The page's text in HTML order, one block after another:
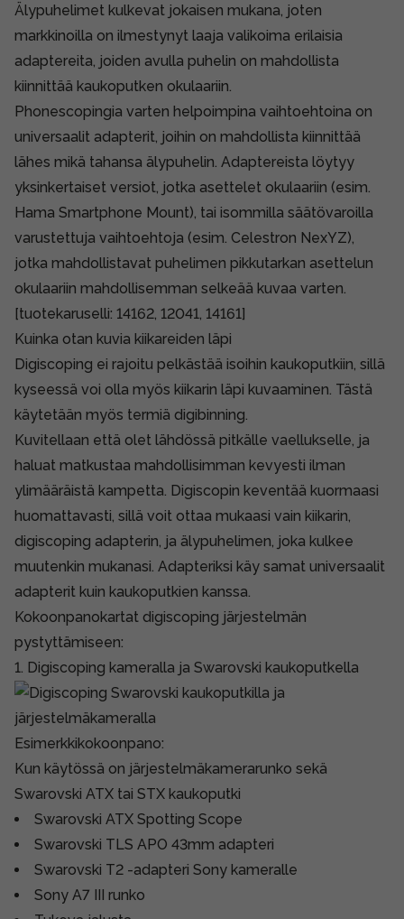
Älypuhelimet kulkevat jokaisen mukana, joten
markkinoilla on ilmestynyt laaja valikoima erilaisia
adaptereita, joiden avulla puhelin on mahdollista
kiinnittää kaukoputken okulaariin.
Phonescopingia varten helpoimpina vaihtoehtoina on
universaalit adapterit, joihin on mahdollista kiinnittää
lähes mikä tahansa älypuhelin. Adaptereista löytyy
yksinkertaiset versiot, jotka asettelet okulaariin (esim.
Hama Smartphone Mount), tai isommilla säätövaroilla
varustettuja vaihtoehtoja (esim. Celestron NexYZ),
jotka mahdollistavat puhelimen pikkutarkan asettelun
okulaariin mahdollisemman selkeää kuvaa varten.
[tuotekaruselli: 14162, 12041, 14161]
Kuinka otan kuvia kiikareiden läpi
Digiscoping ei rajoitu pelkästää isoihin kaukoputkiin, sillä
kyseessä voi olla myös kiikarin läpi kuvaaminen. Tästä
käytetään myös termiä digibinning.
Kuvitellaan että olet lähdössä pitkälle vaellukselle, ja
haluat matkustaa mahdollisimman kevyesti ilman
ylimääräistä kampetta. Digiscopin keventää kuormaasi
huomattavasti, sillä voit ottaa mukaasi vain kiikarin,
digiscoping adapterin, ja älypuhelimen, joka kulkee
muutenkin mukanasi. Adapteriksi käy samat universaalit
adapterit kuin kaukoputkien kanssa.
Kokoonpanokartat digiscoping järjestelmän
pystyttämiseen:
1. Digiscoping kameralla ja Swarovski kaukoputkella
Esimerkkikokoonpano:
Kun käytössä on järjestelmäkamerarunko sekä
Swarovski ATX tai STX kaukoputki
Swarovski ATX Spotting Scope
Swarovski TLS APO 43mm adapteri
Swarovski T2 -adapteri Sony kameralle
Sony A7 III runko